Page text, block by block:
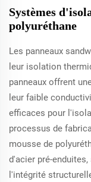
Systèmes
polyuréthane
Les panneaux
leur isolation
panneaux offrent
leur faible
efficaces pour
processus de
mousse de
d'acier pré-
l'intégrité